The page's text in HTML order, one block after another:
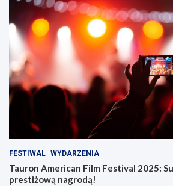
FESTIWAL WYDARZENIA
Tauron American Film Festival 2025:
prestiżową nagrodą!